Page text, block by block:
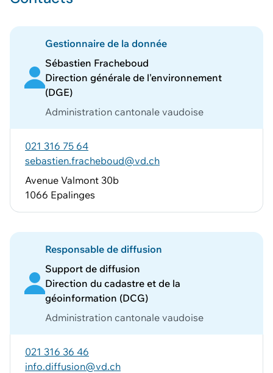
Gestionnaire de la donnée
Sébastien Fracheboud
Direction générale de l'environnement
(DGE)
Administration cantonale vaudoise
021 316 75 64
sebastien.fracheboud@vd.ch
Avenue Valmont 30b
1066 Epalinges
Responsable de diffusion
Support de diffusion
Direction du cadastre et de la
géoinformation (DCG)
Administration cantonale vaudoise
021 316 36 46
info.diffusion@vd.ch